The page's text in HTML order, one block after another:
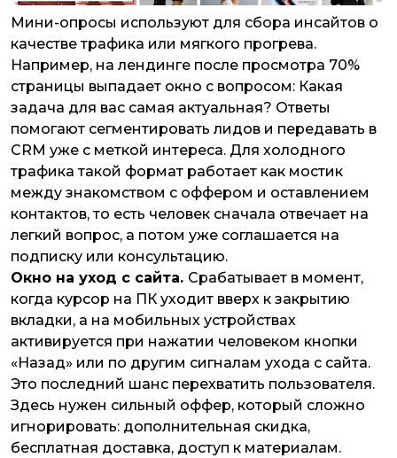
Мини-опросы используют для сбора инсайтов о
качестве трафика или мягкого прогрева.
Например, на лендинге после просмотра 70%
страницы выпадает окно с вопросом: Какая
задача для вас самая актуальная? Ответы
помогают сегментировать лидов и передавать в
CRM уже с меткой интереса. Для холодного
трафика такой формат работает как мостик
между знакомством с оффером и оставлением
контактов, то есть человек сначала отвечает на
легкий вопрос, а потом уже соглашается на
подписку или консультацию.
Окно на уход с сайта. Срабатывает в момент,
когда курсор на ПК уходит вверх к закрытию
вкладки, а на мобильных устройствах
активируется при нажатии человеком кнопки
«Назад» или по другим сигналам ухода с сайта.
Это последний шанс перехватить пользователя.
Здесь нужен сильный оффер, который сложно
игнорировать: дополнительная скидка,
бесплатная доставка, доступ к материалам.